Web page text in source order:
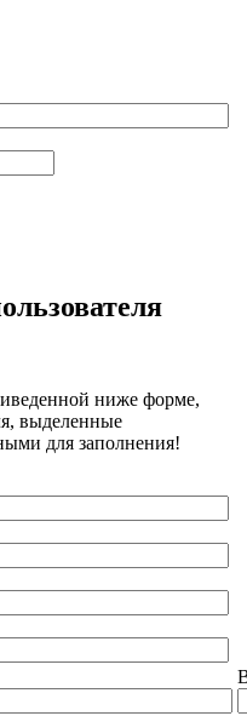
ниже форме,
выделенные
для заполнения!